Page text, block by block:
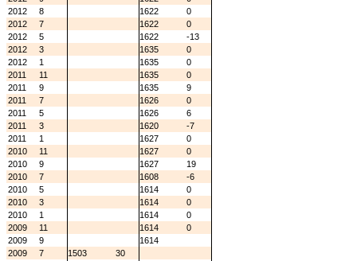
2012
8 1622
0
2012
7 1622
0
2012
5 1622
-13
2012
3 1635
0
2012
1 1635
0
2011
11 1635
0
2011
9 1635
9
2011
7 1626
0
2011
5 1626
6
2011
3 1620
-7
2011
1 1627
0
2010
11 1627
0
2010
9 1627
19
2010
7 1608
-6
2010
5 1614
0
2010
3 1614
0
2010
1 1614
0
2009
11 1614
0
2009
9
1614
2009
7 1503
30